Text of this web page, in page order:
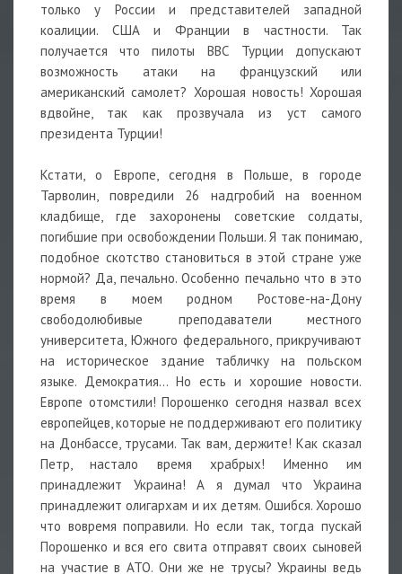
только у России и представителей западной
коалиции. США и Франции в частности. Так
получается что пилоты ВВС Турции допускают
возможность атаки на французский или
американский самолет? Хорошая новость! Хорошая
вдвойне, так как прозвучала из уст самого
президента Турции!
Кстати, о Европе, сегодня в Польше, в городе
Тарволин, повредили 26 надгробий на военном
кладбище, где захоронены советские солдаты,
погибшие при освобождении Польши. Я так понимаю,
подобное скотство становиться в этой стране уже
нормой? Да, печально. Особенно печально что в это
время в моем родном Ростове-на-Дону
свободолюбивые преподаватели местного
университета, Южного федерального, прикручивают
на историческое здание табличку на польском
языке. Демократия… Но есть и хорошие новости.
Европе отомстили! Порошенко сегодня назвал всех
европейцев, которые не поддерживают его политику
на Донбассе, трусами. Так вам, держите! Как сказал
Петр, настало время храбрых! Именно им
принадлежит Украина! А я думал что Украина
принадлежит олигархам и их детям. Ошибся. Хорошо
что вовремя поправили. Но если так, тогда пускай
Порошенко и вся его свита отправят своих сыновей
на участие в АТО. Они же не трусы? Украины ведь